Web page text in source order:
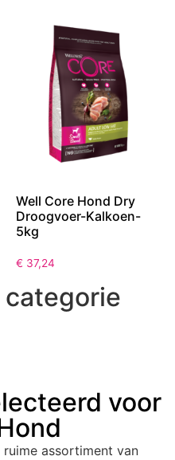
Well Core Hond Dry
Droogvoer-Kalkoen-
5kg
€ 37,24
voor
assortiment van